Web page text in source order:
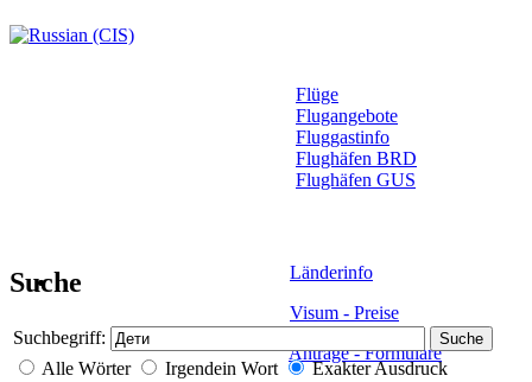
Flüge
Flugangebote
Fluggastinfo
Flughäfen BRD
Flughäfen GUS
Länderinfo
Visum - Preise
Anträge - Formulare
Suche
Suchbegriff: Suche
Alle Wörter Irgendein Wort
Exakter Ausdruck